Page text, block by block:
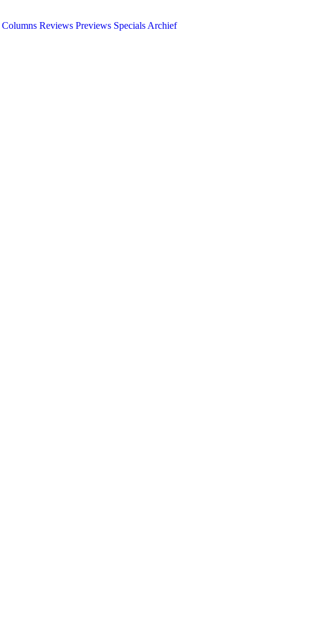
Columns Reviews Previews Specials Archief